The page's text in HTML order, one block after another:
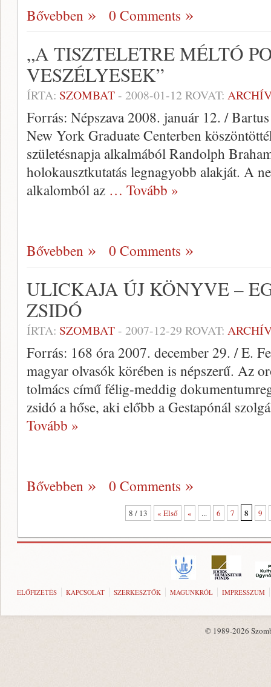
Bővebben 0 Comments
„A TISZTELETRE MÉLTÓ
VESZÉLYESEK”
ÍRTA: SZOMBAT- 2008-01-12 ROVAT:
Forrás: Népszava 2008. január 12. /
New York Graduate Centerben
születésnapja alkalmából Randolph
holokauszt­kutatás legnagyobb alakját. A
alkalomból az … Tovább »
Bővebben 0 Comments
ULICKAJA ÚJ KÖNYVE –
ZSIDÓ
ÍRTA: SZOMBAT- 2007-12-29 ROVAT:
Forrás: 168 óra 2007. december 29. / E.
magyar olvasók körében is népszerű. Az
tolmács című félig-meddig
zsidó a hőse, aki előbb a Gestapónál
Tovább »
Bővebben 0 Comments
8 / 13 « Első « ... 6 7 8 9
ELŐFIZETÉS KAPCSOLAT SZERKESZTŐK MAGUNKRÓL IMPRESSZUM
© 1989-2026